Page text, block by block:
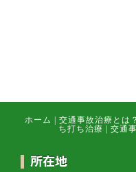
ホーム 交通事故治療とは？
ち打ち治療
交通